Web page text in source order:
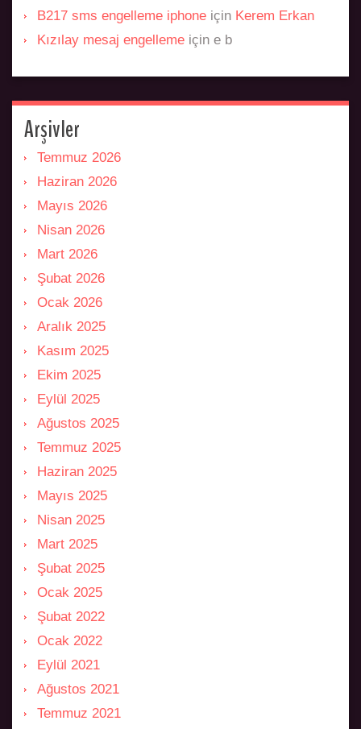
B217 sms engelleme iphone için Kerem Erkan
Kızılay mesaj engelleme için e b
Arşivler
Temmuz 2026
Haziran 2026
Mayıs 2026
Nisan 2026
Mart 2026
Şubat 2026
Ocak 2026
Aralık 2025
Kasım 2025
Ekim 2025
Eylül 2025
Ağustos 2025
Temmuz 2025
Haziran 2025
Mayıs 2025
Nisan 2025
Mart 2025
Şubat 2025
Ocak 2025
Şubat 2022
Ocak 2022
Eylül 2021
Ağustos 2021
Temmuz 2021